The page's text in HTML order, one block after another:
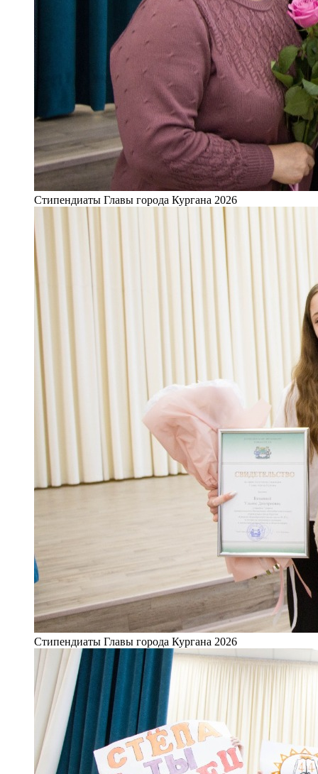
Стипендиаты Главы города Кургана 2026
Стипендиаты Главы города Кургана 2026